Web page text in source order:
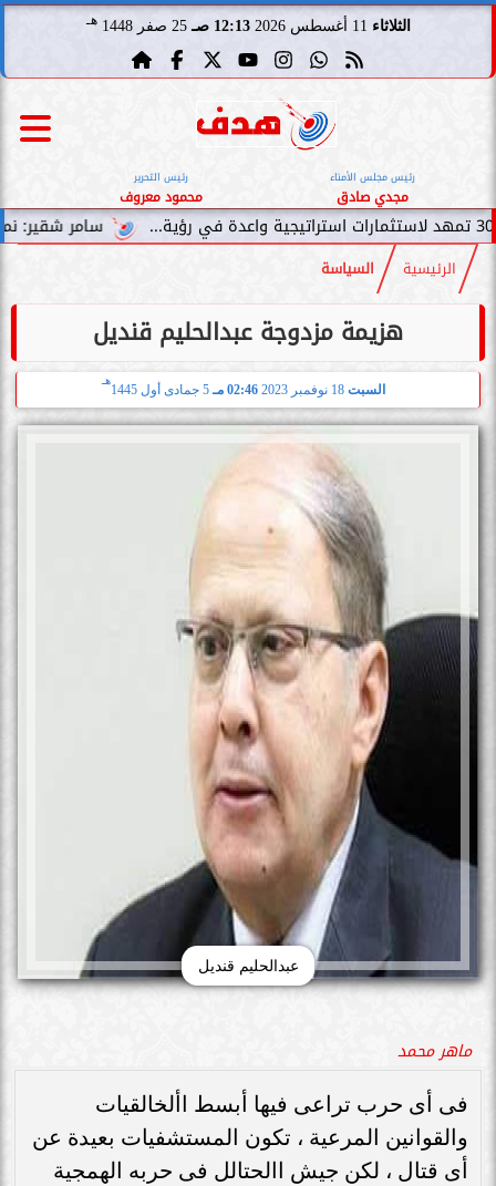
الثلاثاء 12:13 صـ 25 صفر 1448 هـ
رئيس مجلس الأمناء
مجدي صادق
رئيس التحرير
محمود معروف
سامر شقير: نمو صناديق
الرئيسية السياسة
هزيمة مزدوجة عبدالحليم قنديل
السبت 02:46 مـ 5 جمادى أول 1445
هـ
عبدالحليم قنديل
ماهر محمد
فى أى حرب تراعى فيها أبسط األخالقيات
والقوانين المرعية ، تكون المستشفيات بعيدة عن
أى قتال ، لكن جيش االحتالل فى حربه الهمجية